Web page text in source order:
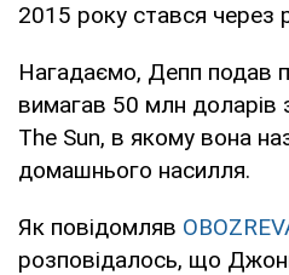
2015 року стався через
Нагадаємо, Депп подав
вимагав 50 млн доларів
The Sun, в якому вона
домашнього насилля.
Як повідомляв
розповідалось, що